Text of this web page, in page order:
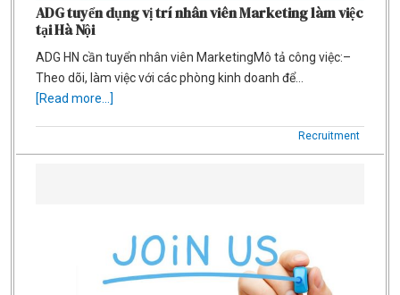
ADG tuyển dụng vị trí nhân viên Marketing làm việc
tại Hà Nội
ADG HN cần tuyển nhân viên MarketingMô tả công việc:–
Theo dõi, làm việc với các phòng kinh doanh để…
[Read more...]
Recruitment